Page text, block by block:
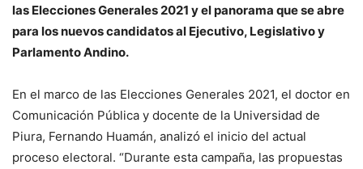
las Elecciones Generales 2021 y el panorama que se abre
para los nuevos candidatos al Ejecutivo, Legislativo y
Parlamento Andino.
En el marco de las Elecciones Generales 2021, el doctor en
Comunicación Pública y docente de la Universidad de
Piura, Fernando Huamán, analizó el inicio del actual
proceso electoral. “Durante esta campaña, las propuestas